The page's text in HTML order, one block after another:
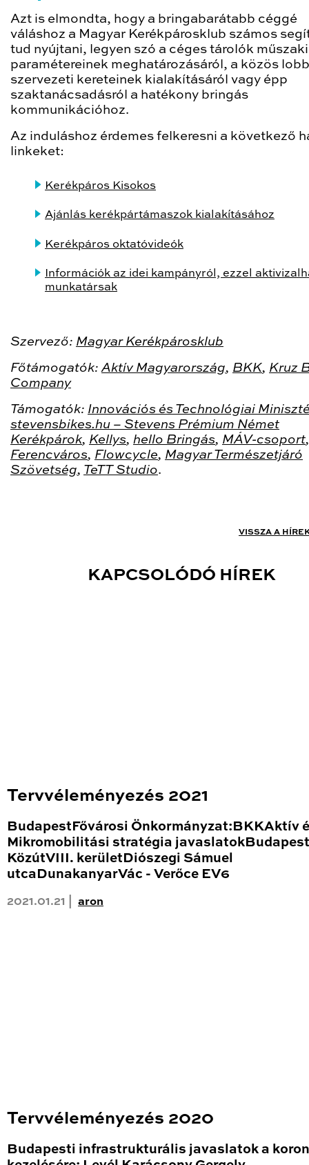
Azt is elmondta, hogy a bringabarátabb céggé
váláshoz a Magyar Kerékpárosklub számos
tud nyújtani, legyen szó a céges tárolók műszaki
paramétereinek meghatározásáról, a közös
szervezeti kereteinek kialakításáról vagy épp
szaktanácsadásról a hatékony bringás
kommunikációhoz.
Az induláshoz érdemes felkeresni a következő
linkeket:
Kerékpáros Kisokos
Ajánlás kerékpártámaszok kialakításához
Kerékpáros oktatóvideók
Információk az idei kampányról, ezzel
munkatársak
Szervező: Magyar Kerékpárosklub
Főtámogatók:Aktív Magyarország, BKK, Kruz
Company
Támogatók: Innovációs és Technológiai
stevensbikes.hu – Stevens Prémium Német
Kerékpárok, Kellys, hello Bringás, MÁV-csoport,
Ferencváros, Flowcycle, Magyar Természetjáró
Szövetség, TeTT Studio.
VISSZA A
KAPCSOLÓDÓ HÍREK
Tervvéleményezés 2021
BudapestFővárosi Önkormányzat:BKKAktív
Mikromobilitási stratégia javaslatokBudapest
KözútVIII. kerületDiószegi Sámuel
utcaDunakanyarVác - Verőce EV6
2021.01.21 | aron
Tervvéleményezés 2020
Budapesti infrastrukturális javaslatok a